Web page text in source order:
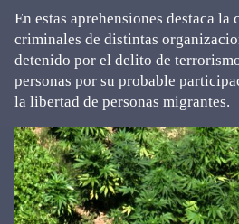
En estas aprehensiones destaca la
criminales de distintas
detenido por el delito de
personas por su probable
la libertad de personas migrantes.